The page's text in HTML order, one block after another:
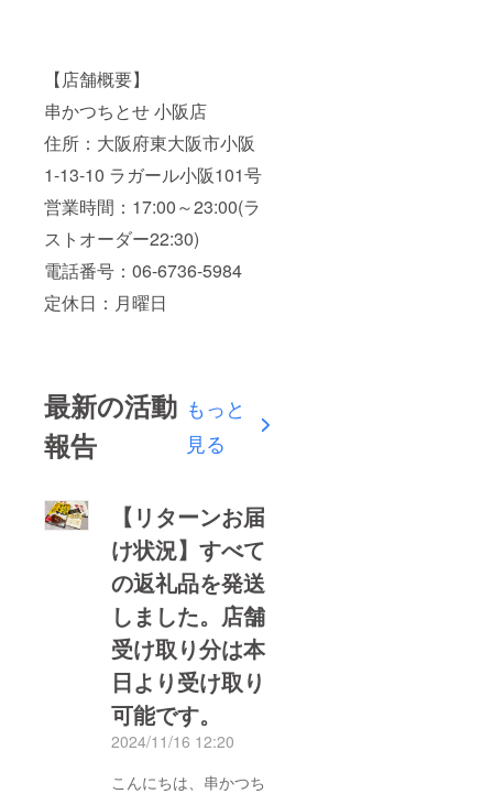
【店舗概要】
串かつちとせ 小阪店
住所：大阪府東大阪市小阪
1-13-10 ラガール小阪101号
営業時間：17:00～23:00(ラ
ストオーダー22:30)
電話番号：06-6736-5984
定休日：月曜日
最新の活動
報告
もっと
見る
【リターンお届
け状況】すべて
の返礼品を発送
しました。店舗
受け取り分は本
日より受け取り
可能です。
2024/11/16 12:20
こんにちは、串かつち